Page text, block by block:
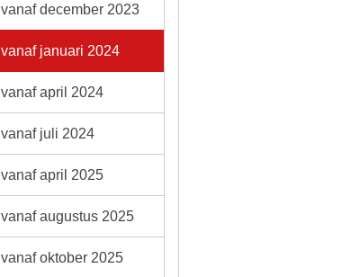
vanaf december 2023
vanaf januari 2024
vanaf april 2024
vanaf juli 2024
vanaf april 2025
vanaf augustus 2025
vanaf oktober 2025